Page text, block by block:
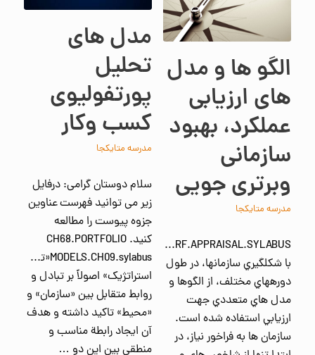
الگو ها و مدل
های ارزیابی
عملکرد، بهبود
سازمانی
وبرتری جویی
مدرسه متایکجا
TUSTAM.ORG.PERF.APPRAISAL.SYLABUS
با شكل‎گيري سازمانها، در طول
دوره‎هاي مختلف، از الگوها و
مدل هاي متعددي جهت
ارزيابي استفاده شده است.
سازمان ها به فراخور نياز، در
مدل های
تحلیل
پورتفولیوی
کسب وکار
مدرسه متایکجا
سلام دوستان گرامی: درفایل
زیر می توانید فهرست عناوین
جزوه پیوست را مطالعه
کنید. CH68.PORTFOLIO
MODELS.CH09.sylabus«تصميمات
استراتژیک» اصولاً بر تبادل و
روابط متقابل بين «سازمان» و
«محيط» تاكيد داشته و هدف
آن ايجاد رابطة مناسب و
منطقي بين اين دو …